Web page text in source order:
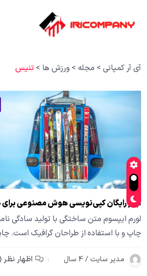
آی آر کمپانی > مجله > ورزش ها > تنیس
ابزار رایگان کپی‌نویسی هوش مصنوعی
لورم ایپسوم متن ساختگی با تولید سادگی
چاپ و با استفاده از طراحان گرافیک است.
مدیر سایت / 4 سال اظهار نظر